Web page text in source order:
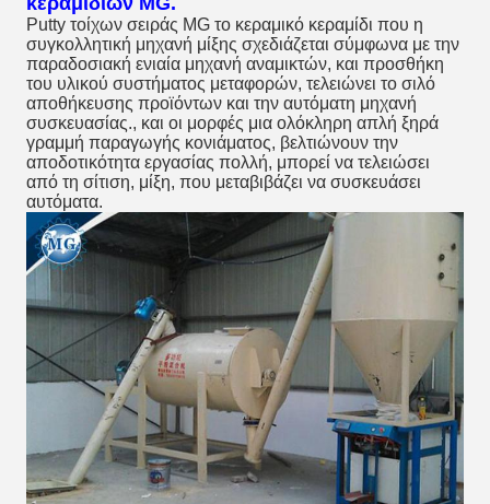
Putty τοίχων σειράς MG το κεραμικό κεραμίδι που η
συγκολλητική μηχανή μίξης σχεδιάζεται σύμφωνα με την
παραδοσιακή ενιαία μηχανή αναμικτών, και προσθήκη
του υλικού συστήματος μεταφορών, τελειώνει το σιλό
αποθήκευσης προϊόντων και την αυτόματη μηχανή
συσκευασίας., και οι μορφές μια ολόκληρη απλή ξηρά
γραμμή παραγωγής κονιάματος, βελτιώνουν την
αποδοτικότητα εργασίας πολλή, μπορεί να τελειώσει
από τη σίτιση, μίξη, που μεταβιβάζει να συσκευάσει
αυτόματα.